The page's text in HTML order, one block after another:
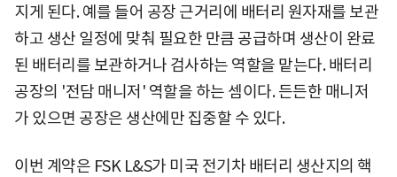
지게 된다. 예를 들어 공장 근거리에 배터리 원자재를 보관
하고 생산 일정에 맞춰 필요한 만큼 공급하며 생산이 완료
된 배터리를 보관하거나 검사하는 역할을 맡는다. 배터리
공장의 '전담 매니저' 역할을 하는 셈이다. 든든한 매니저
가 있으면 공장은 생산에만 집중할 수 있다.
이번 계약은 FSK L&S가 미국 전기차 배터리 생산지의 핵